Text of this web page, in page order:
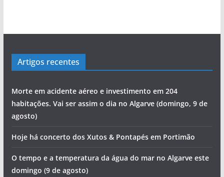
Artigos recentes
Morte em acidente aéreo e investimento em 204
habitações. Vai ser assim o dia no Algarve (domingo, 9 de
agosto)
Hoje há concerto dos Xutos & Pontapés em Portimão
O tempo e a temperatura da água do mar no Algarve este
domingo (9 de agosto)